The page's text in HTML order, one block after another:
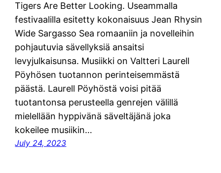
Tigers Are Better Looking. Useammalla
festivaalilla esitetty kokonaisuus Jean Rhysin
Wide Sargasso Sea romaaniin ja novelleihin
pohjautuvia sävellyksiä ansaitsi
levyjulkaisunsa. Musiikki on Valtteri Laurell
Pöyhösen tuotannon perinteisemmästä
päästä. Laurell Pöyhöstä voisi pitää
tuotantonsa perusteella genrejen välillä
mielellään hyppivänä säveltäjänä joka
kokeilee musiikin…
July 24, 2023